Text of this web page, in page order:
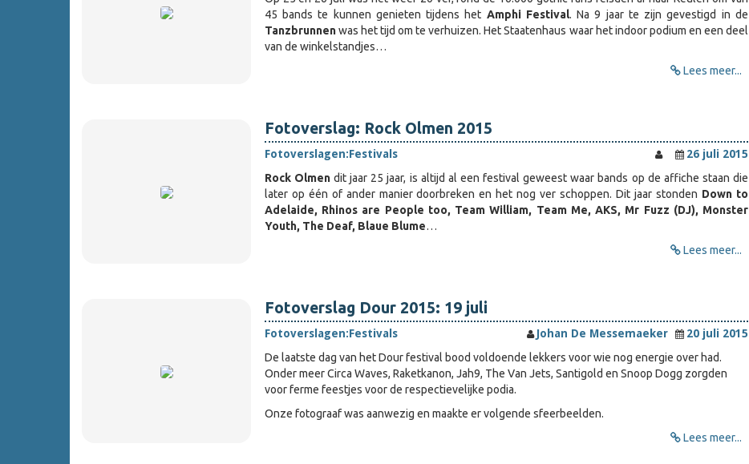
45 bands te kunnen genieten tijdens het Amphi Festival. Na 9 jaar te zijn gevestigd in de
Tanzbrunnenwas het tijd om te verhuizen. Het Staatenhaus waar het indoor podium en een deel
van de winkelstandjes…
Lees meer...
Fotoverslag: Rock Olmen 2015
Fotoverslagen:Festivals
26 juli 2015
Rock Olmen dit jaar 25 jaar, is altijd al een festival geweest waar bands op de affiche staan die
later op één of ander manier doorbreken en het nog ver schoppen. Dit jaar stonden Down to
Adelaide, Rhinos are People too, Team William, Team Me, AKS, Mr Fuzz (DJ), Monster
Youth, The Deaf, Blaue Blume…
Lees meer...
Fotoverslag Dour 2015: 19 juli
Fotoverslagen:Festivals Johan De Messemaeker
20 juli 2015
De laatste dag van het Dour festival bood voldoende lekkers voor wie nog energie over had.
Onder meer Circa Waves, Raketkanon, Jah9, The Van Jets, Santigold en Snoop Dogg zorgden
voor ferme feestjes voor de respectievelijke podia.
Onze fotograaf was aanwezig en maakte er volgende sfeerbeelden.
Lees meer...